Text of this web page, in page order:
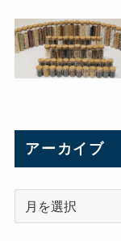
アーカイブ